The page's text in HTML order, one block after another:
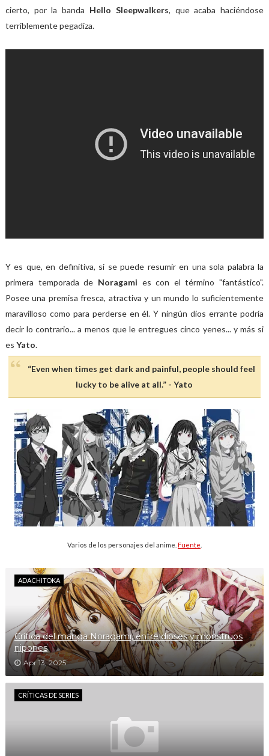
cierto, por la banda Hello Sleepwalkers, que acaba haciéndose
terriblemente pegadiza.
Y es que, en definitiva, si se puede resumir en una sola palabra la
primera temporada de Noragami es con el término "fantástico".
Posee una premisa fresca, atractiva y un mundo lo suficientemente
maravilloso como para perderse en él. Y ningún dios errante podría
decir lo contrario... a menos que le entregues cinco yenes... y más si
es Yato.
“Even when times get dark and painful, people should feel
lucky to be alive at all.” - Yato
Varios de los personajes del anime. Fuente
ADACHITOKA
Crítica del manga Noragami, entre dioses y monstruos
nipones
Apr 13, 2025
CRÍTICAS DE SERIES